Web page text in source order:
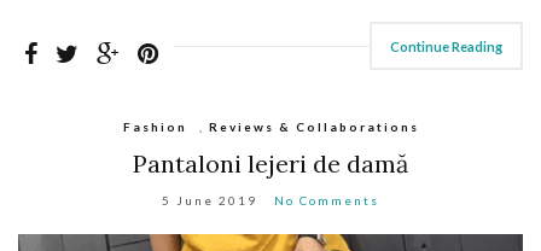
Continue Reading
Fashion Reviews & Collaborations
Pantaloni lejeri de damă
5 June 2019 No Comments